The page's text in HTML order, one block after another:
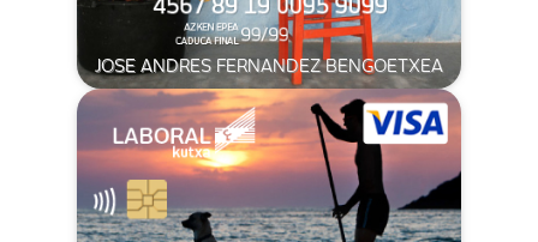
JOSE ANDRES FERNANDEZ BENGOETXEA